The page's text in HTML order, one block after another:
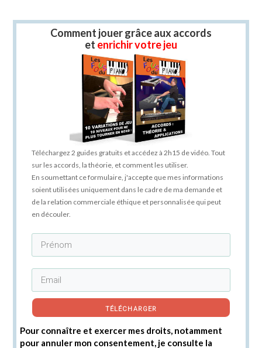
Comment jouer grâce aux accords
et enrichir votre jeu
Téléchargez 2 guides gratuits et accédez à 2h15 de vidéo. Tout
sur les accords, la théorie, et comment les utiliser.
En soumettant ce formulaire, j'accepte que mes informations
soient utilisées uniquement dans le cadre de ma demande et
de la relation commerciale éthique et personnalisée qui peut
en découler.
TÉLÉCHARGER
Pour connaître et exercer mes droits, notamment
pour annuler mon consentement, je consulte la